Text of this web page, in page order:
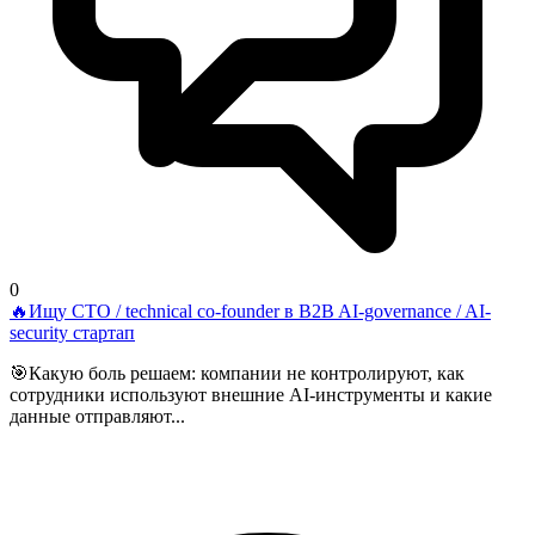
0
🔥Ищу CTO / technical co-founder в B2B AI-governance / AI-
security стартап
🎯Какую боль решаем: компании не контролируют, как
сотрудники используют внешние AI-инструменты и какие
данные отправляют...